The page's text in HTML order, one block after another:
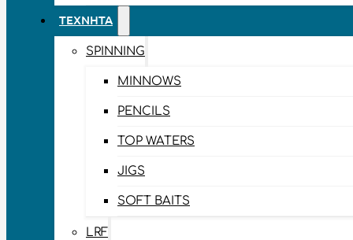
ΤΕΧΝΗΤΆ
SPINNING
MINNOWS
PENCILS
TOP WATERS
JIGS
SOFT BAITS
LRF